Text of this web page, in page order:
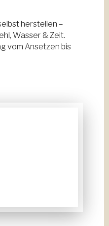
herstellen –
Wasser & Zeit.
vom Ansetzen bis